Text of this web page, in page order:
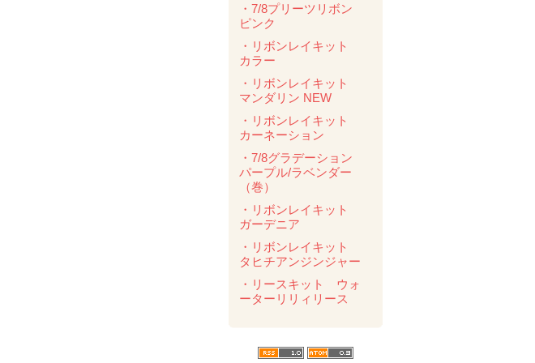
・7/8プリーツリボン
ピンク
・リボンレイキット
カラー
・リボンレイキット
マンダリン NEW
・リボンレイキット
カーネーション
・7/8グラデーション
パープル/ラベンダー
（巻）
・リボンレイキット
ガーデニア
・リボンレイキット
タヒチアンジンジャー
・リースキット ウォ
ーターリリィリース